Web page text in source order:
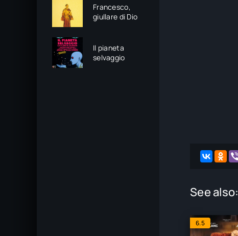
Francesco,
giullare di Dio
Il pianeta
selvaggio
See also:
6.5